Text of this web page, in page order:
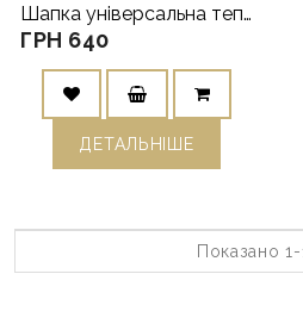
Шапка універсальна тепла New Yo
ГРН 640
ДЕТАЛЬНIШЕ
Показано 1-